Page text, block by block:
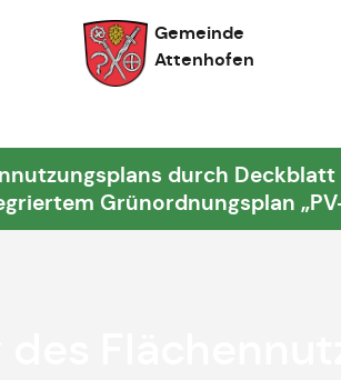
Gemeinde
Attenhofen
durch
Grünordnungsplan